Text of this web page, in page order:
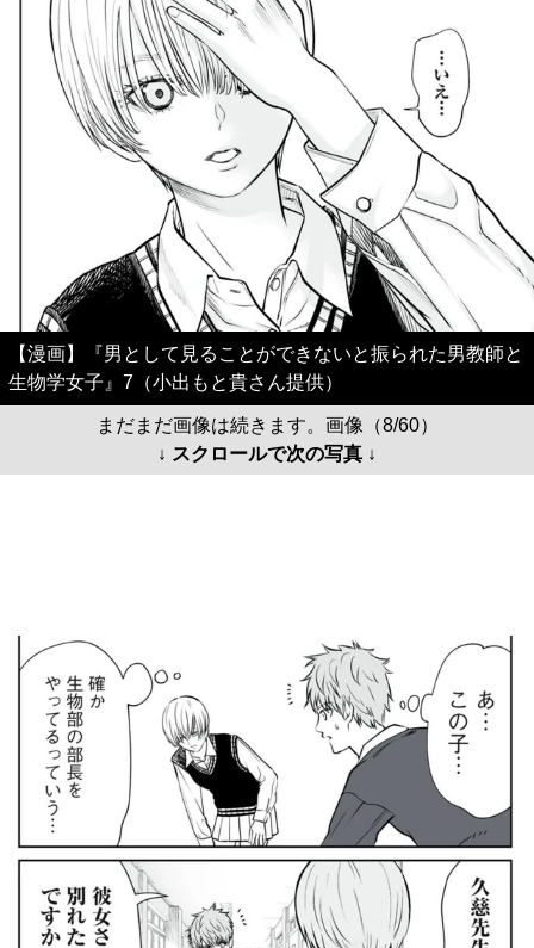
【漫画】『男として見ることができないと振られた男教師と
生物学女子』7（小出もと貴さん提供）
まだまだ画像は続きます。画像（8/60）
↓ スクロールで次の写真 ↓